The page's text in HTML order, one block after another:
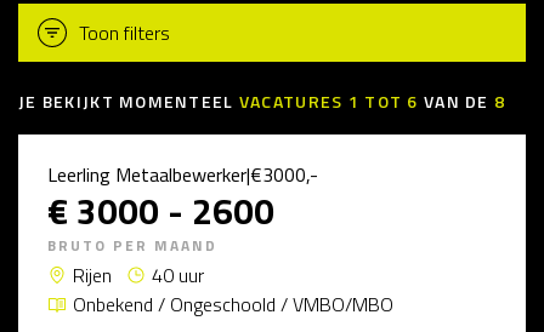
Toon filters
JE BEKIJKT MOMENTEEL VACATURES 1 TOT 6 VAN DE 8
Leerling Metaalbewerker|€3000,-
€ 3000 - 2600
BRUTO PER MAAND
Rijen
40 uur
Onbekend / Ongeschoold / VMBO/MBO